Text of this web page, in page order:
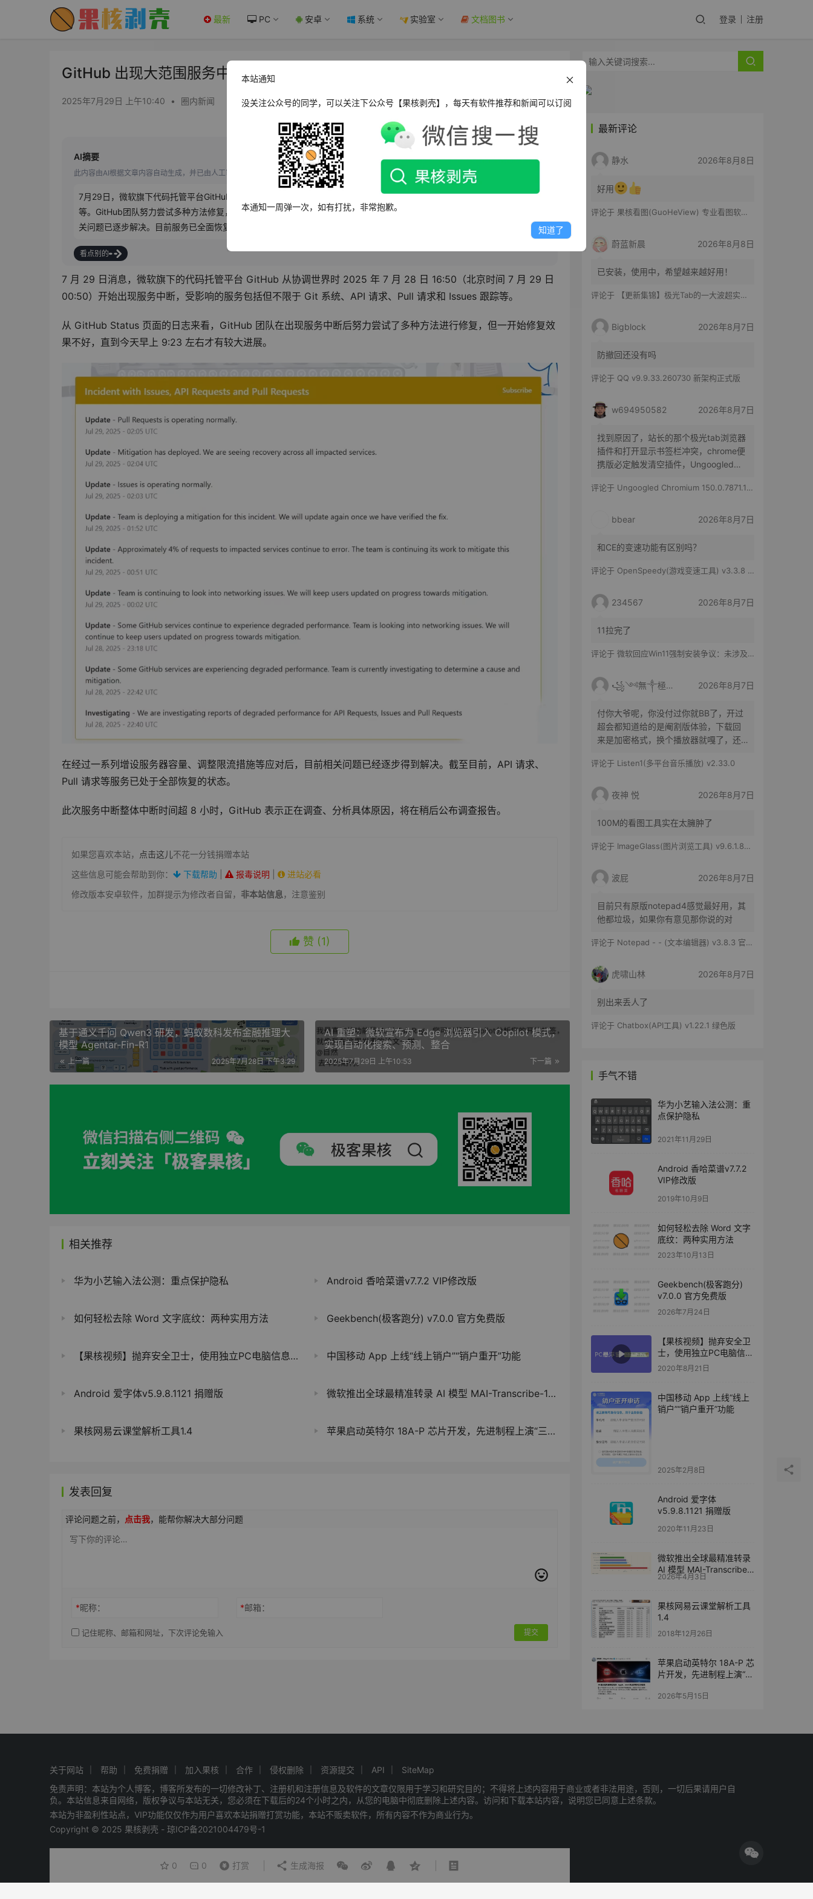
最新 PC 安卓 系统 实验室 文档图书 登录 注册
GitHub 出现大范围服务中断：目前已全部恢复，影响超 8 小时 - 果核剥壳
2025年7月29日 上午10:40 • 圈内新闻
AI摘要
此内容由AI根据文章内容自动生成，并已由人工审核
7月29日，微软旗下代码托管平台GitHub遭遇超8小时服务中断，受影响服务包括Git系统、API请求、Pull请求和Issues跟踪
等。GitHub团队努力尝试多种方法修复，直至早上9:23左右才有较大进展。通过增设服务器容量、调整限流措施等应对，相
关问题已逐步解决。目前服务已全面恢复，GitHub正调查、分析具体原因，将稍后公布调查报告。
看点别的
7 月 29 日消息，微软旗下的代码托管平台 GitHub 从协调世界时 2025 年 7 月 28 日 16:50（北京时间 7 月 29 日
00:50）开始出现服务中断，受影响的服务包括但不限于 Git 系统、API 请求、Pull 请求和 Issues 跟踪等。
从 GitHub Status 页面的日志来看，GitHub 团队在出现服务中断后努力尝试了多种方法进行修复，但一开始修复效
果不好，直到今天早上 9:23 左右才有较大进展。
在经过一系列增设服务器容量、调整限流措施等应对后，目前相关问题已经逐步得到解决。截至目前，API 请求、
Pull 请求等服务已处于全部恢复的状态。
此次服务中断整体中断时间超 8 小时，GitHub 表示正在调查、分析具体原因，将在稍后公布调查报告。
如果您喜欢本站， 点击这儿不花一分钱捐赠本站
这些信息可能会帮助到你：
下载帮助 报毒说明
进站必看
修改版本安卓软件，加群提示为修改者自留， 非本站信息，注意鉴别
赞 (1)
0 0 打赏 生成海报
基于通义千问 Qwen3 研发，蚂蚁数科发布金融推理大
模型 Agentar-Fin-R1
上一篇 2025年7月28日 下午3:29
AI 重塑：微软宣布为 Edge 浏览器引入 Copilot 模式，
实现自动化搜索、预测、整合
下一篇
2025年7月29日 上午10:53
相关推荐
华为小艺输入法公测：重点保护隐私 Android 香哈菜谱v7.7.2 VIP修改版
如何轻松去除 Word 文字底纹：两种实用方法 Geekbench(极客跑分) v7.0.0 官方免费版
【果核视频】抛弃安全卫士，使用独立PC电脑信息监控悬浮窗软件 中国移动 App 上线“线上销户”“销户重开”功能
Android 爱字体v5.9.8.1121 捐赠版 微软推出全球最精准转录 AI 模型 MAI-Transcribe-1，平均字错误率 3.9%
果核网易云课堂解析工具1.4 苹果启动英特尔 18A-P 芯片开发，先进制程上演“三国杀”
发表回复
评论问题之前， 点击我，能帮你解决大部分问题
*昵称： *邮箱：
记住昵称、邮箱和网址，下次评论免输入 提交
最新评论
静水 2026年8月8日
好用
评论于 果核看图(GuoHeView) 专业看图软件 v3.2.0.91
蔚蓝新晨 2026年8月8日
已安装，使用中，希望越来越好用！
评论于 【更新集锦】极光Tab的一大波超实用功能来啦！你最喜欢哪一个？
Bigblock 2026年8月7日
防撤回还没有吗
评论于 QQ v9.9.33.260730 新架构正式版
w694950582 2026年8月7日
找到原因了，站长的那个极光tab浏览器
插件和打开显示书签栏冲突，chrome便
携版必定触发清空插件，Ungoogled
所有插件，有时候只是极光tab插件消失
评论于 Ungoogled Chromium 150.0.7871.186-1.1 果核优化便携版
bbear 2026年8月7日
和CE的变速功能有区别吗？
评论于 OpenSpeedy(游戏变速工具) v3.3.8 绿色版
234567 2026年8月7日
11拉完了
评论于 微软回应Win11强制安装争议：未涉及企业设备，承诺不用用户照片训练AI
꧁༺無༒極༻꧂ 2026年8月7日
付你大爷呢，你没付过你就BB了，开过
超会都知道给的是阉割版体验，下载回
来是加密格式，换个播放器就嘎了，还
评论于 Listen1(多平台音乐播放) v2.33.0
夜神 悦 2026年8月7日
100M的看图工具实在太臃肿了
评论于 ImageGlass(图片浏览工具) v9.6.1.807 官方便携版
波屁 2026年8月7日
目前只有原版notepad4感觉最好用，其
他都垃圾，如果你有意见那你说的对
评论于 Notepad - - (文本编辑器) v3.8.3 官方版
虎啸山林 2026年8月7日
别出来丢人了
评论于 Chatbox(API工具) v1.22.1 绿色版
手气不错
华为小艺输入法公测：重
点保护隐私
2021年11月29日
Android 香哈菜谱v7.7.2
VIP修改版
2019年10月9日
如何轻松去除 Word 文字
底纹：两种实用方法
2023年10月13日
Geekbench(极客跑分)
v7.0.0 官方免费版
2026年7月24日
【果核视频】抛弃安全卫
士，使用独立PC电脑信息
监控悬浮窗软件
2020年8月21日
中国移动 App 上线“线上
销户”“销户重开”功能
2025年2月8日
Android 爱字体
v5.9.8.1121 捐赠版
2020年11月23日
微软推出全球最精准转录
AI 模型 MAI-Transcribe-
1，平均字错误率 3.9%
2026年4月3日
果核网易云课堂解析工具
1.4
2018年12月26日
苹果启动英特尔 18A-P 芯
片开发，先进制程上演“三
2026年5月15日
关于网站 帮助 免费捐赠 加入果核 合作 侵权删除 资源提交 API
SiteMap
免责声明：本站为个人博客，博客所发布的一切修改补丁、注册机和注册信息及软件的文章仅限用于学习和研究目的；不得将上述内容用于商业或者非法用途，否则，一切后果请用户自
负。本站信息来自网络，版权争议与本站无关，您必须在下载后的24个小时之内，从您的电脑中彻底删除上述内容。访问和下载本站内容，说明您已同意上述条款。
本站为非盈利性站点，VIP功能仅仅作为用户喜欢本站捐赠打赏功能，本站不贩卖软件，所有内容不作为商业行为。
Copyright © 2025 果核剥壳 - 琼ICP备2021004479号-1
本站通知
没关注公众号的同学，可以关注下公众号【果核剥壳】，每天有软件推荐和新闻可以订阅
本通知一周弹一次，如有打扰，非常抱歉。
知道了